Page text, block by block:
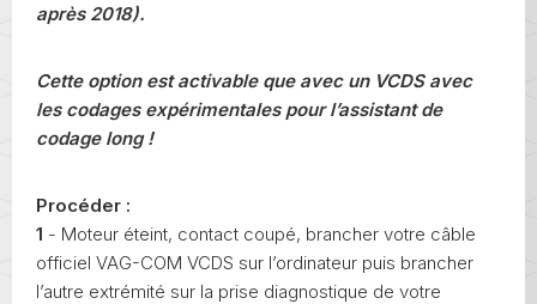
après 2018).
Cette option est activable que avec un VCDS avec
les codages expérimentales pour l’assistant de
codage long !
Procéder :
1 - Moteur éteint, contact coupé, brancher votre câble
officiel VAG-COM VCDS sur l’ordinateur puis brancher
l’autre extrémité sur la prise diagnostique de votre